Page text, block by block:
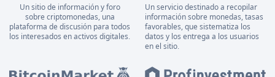
Un sitio de información y foro
sobre criptomonedas, una
plataforma de discusión para todos
los interesados en activos digitales.
Un servicio destinado a recopilar
información sobre monedas, tasas
favorables, que sistematiza los
datos y los entrega a los usuarios
en el sitio.